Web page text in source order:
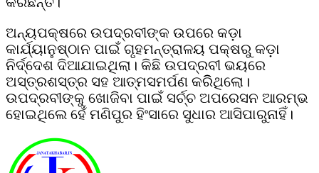
ଅନ୍ୟପକ୍ଷରେ ଉପଦ୍ରବୀଙ୍କ ଉପରେ କଡ଼ା
କାର୍ଯ୍ୟାନୁଷ୍ଠାନ ପାଇଁ ଗୃହମନ୍ତ୍ରାଳୟ ପକ୍ଷରୁ କଡ଼ା
ନିର୍ଦ୍ଦେଶ ଦିଆଯାଇଥିଲା। କିଛି ଉପଦ୍ରବୀ ଭୟରେ
ଅସ୍ତ୍ରଶସ୍ତ୍ର ସହ ଆତ୍ମସମର୍ପଣ କରିିଥିଲୋ।
ଉପଦ୍ରବୀଙ୍କୁ ଖୋଜିବା ପାଇଁ ସର୍ଚ୍ଚ ଅପରେସନ ଆରମ୍ଭ
ହୋଇଥିଲେ ହେଁ ମଣିପୁର ହିଂସାରେ ସୁଧାର ଆସିପାରୁନାହିଁ।